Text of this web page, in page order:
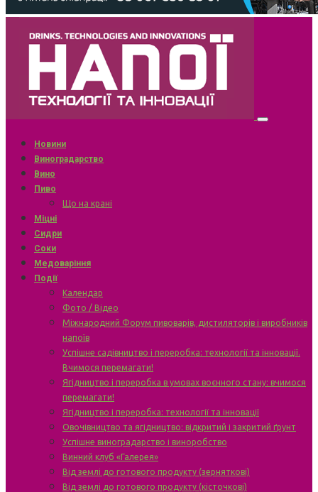
Новини
Виноградарство
Вино
Пиво
Що на крані
Міцні
Сидри
Соки
Медоваріння
Події
Календар
Фото / Відео
Міжнародний Форум пивоварів, дистиляторів і виробників
напоїв
Успішне садівництво і переробка: технології та інновації.
Вчимося перемагати!
Ягідництво і переробка в умовах воєнного стану: вчимося
перемагати!
Ягідництво і переробка: технології та інновації
Овочівництво та ягідництво: відкритий і закритий ґрунт
Успішне виноградарство і виноробство
Винний клуб «Галерея»
Від землі до готового продукту (зерняткові)
Від землі до готового продукту (кісточкові)